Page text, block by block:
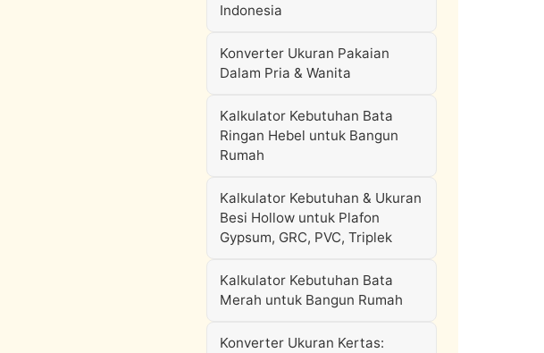
Indonesia
Konverter Ukuran Pakaian
Dalam Pria & Wanita
Kalkulator Kebutuhan Bata
Ringan Hebel untuk Bangun
Rumah
Kalkulator Kebutuhan & Ukuran
Besi Hollow untuk Plafon
Gypsum, GRC, PVC, Triplek
Kalkulator Kebutuhan Bata
Merah untuk Bangun Rumah
Konverter Ukuran Kertas: